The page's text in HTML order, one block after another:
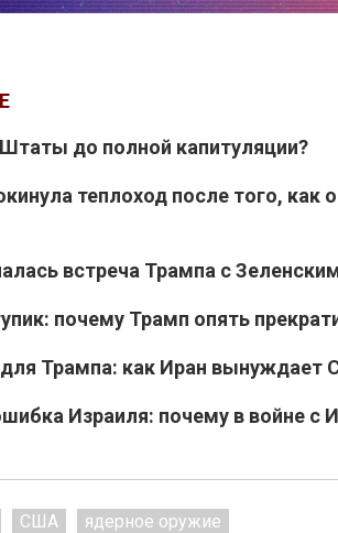
до полной капитуляции?
теплоход после того, как
встреча Трампа с
почему Трамп опять
Трампа: как Иран вынуждает
Израиля: почему в войне
США ядерное оружие